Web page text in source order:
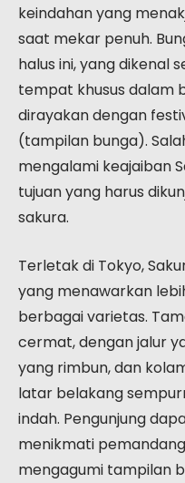
keindahan yang
saat mekar penuh.
halus ini, yang dikenal
tempat khusus dalam
dirayakan dengan
(tampilan bunga).
mengalami keajaiban
tujuan yang harus
sakura.
Terletak di Tokyo,
yang menawarkan
berbagai varietas.
cermat, dengan jalur
yang rimbun, dan
latar belakang
indah. Pengunjung
menikmati
mengagumi tampilan